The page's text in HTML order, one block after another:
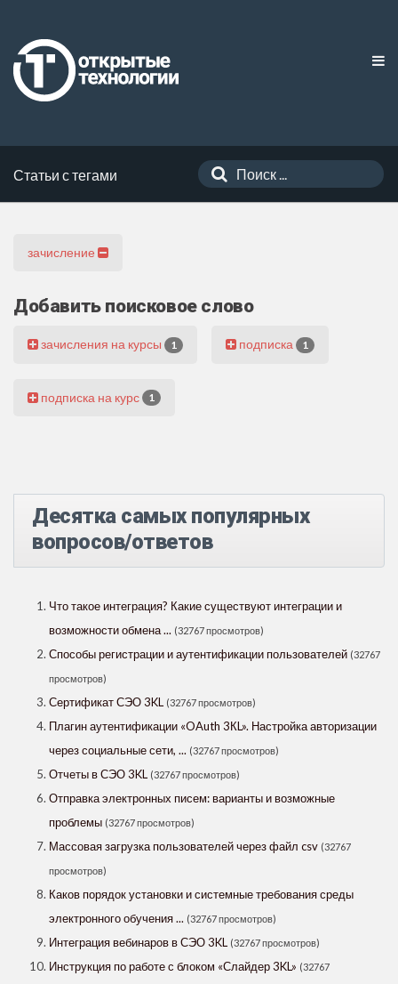
Статьи с тегами
зачисление
Добавить поисковое слово
зачисления на курсы 1 подписка 1
подписка на курс 1
Десятка самых популярных
вопросов/ответов
Что такое интеграция? Какие существуют интеграции и
возможности обмена ... (32767 просмотров)
Способы регистрации и аутентификации пользователей (32767
просмотров)
Сертификат СЭО 3KL (32767 просмотров)
Плагин аутентификации «OAuth 3КL». Настройка авторизации
через социальные сети, ... (32767 просмотров)
Отчеты в СЭО 3KL (32767 просмотров)
Отправка электронных писем: варианты и возможные
проблемы (32767 просмотров)
Массовая загрузка пользователей через файл csv (32767
просмотров)
Каков порядок установки и системные требования среды
электронного обучения ... (32767 просмотров)
Интеграция вебинаров в СЭО 3KL (32767 просмотров)
Инструкция по работе с блоком «Слайдер 3KL» (32767